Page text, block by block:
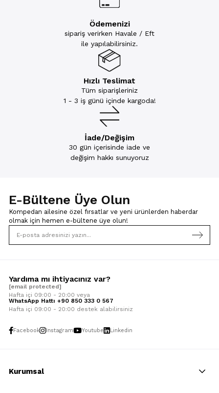
Ödemenizi
sipariş verirken Havale / Eft
ile yapılabilirsiniz.
Hızlı Teslimat
Tüm siparişleriniz
1 - 3 iş günü içinde kargoda!
İade/Değişim
30 gün içerisinde iade ve
değişim hakkı sunuyoruz
E-Bültene Üye Olun
Kompedan ailesine özel fırsatlar ve yeni ürünlerden haberdar
olmak için hemen e-bültene üye olun!
Yardıma mı ihtiyacınız var?
[email protected]
Hafta içi 09:00 - 20:00 veya
WhatsApp Hattı +90 850 333 0 567
Hafta içi 09:00 - 20:00 destek alabilirsiniz
Facebook Instagram Youtube Linkedin
Kurumsal